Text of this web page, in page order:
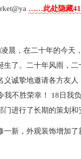
……此处隐藏
晨，在二十年的今天
了。二十年风雨，
义诚挚地邀请各方友
我不胜荣幸！ 18日我
进行了长期的策划和
一新，外观装饰增加